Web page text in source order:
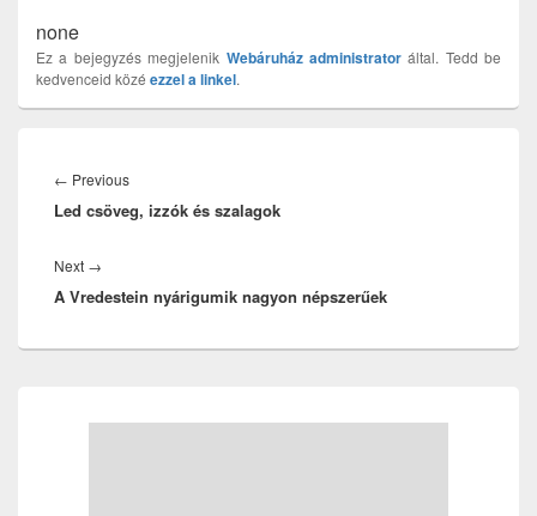
none
Ez a bejegyzés megjelenik Webáruház administratoráltal. Tedd be
kedvenceid közé ezzel a linkel.
navigáció
← PreviousPrevious
post:
Led csöveg, izzók és szalagok
Next →
post:
A Vredestein nyárigumik nagyon népszerűek